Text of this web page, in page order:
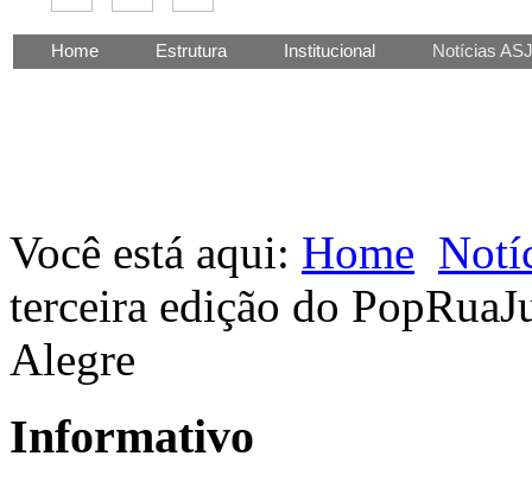
Home Estrutura Institucional Notícias ASJ
Você está aqui: Home
terceira edição do
Alegre
Informativo